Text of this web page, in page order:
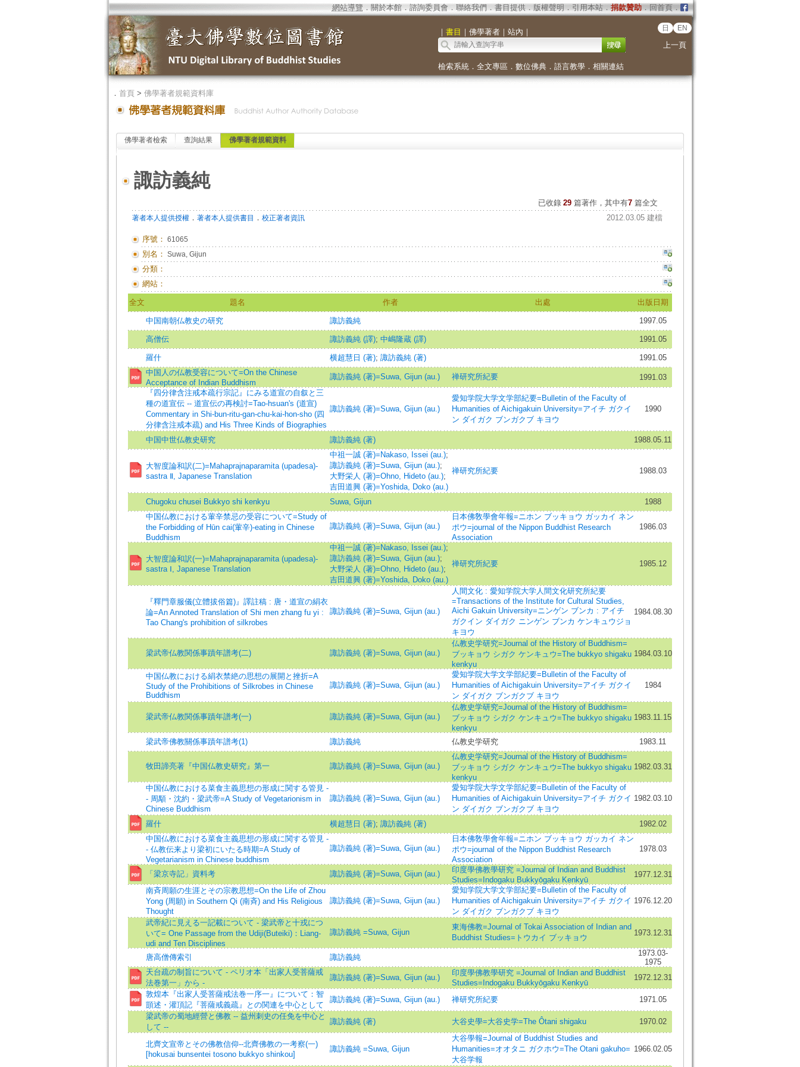
網站導覽 ． 關於本館． 諮詢委員會． 聯絡我們 ． 書目提供． 版權聲明 ． 引用本站． 捐款贊助．回首頁．
｜ 書目 ｜ 佛學著者｜ 站內 ｜ 日 EN
上一頁
檢索系統． 全文專區 ． 數位佛典． 語言教學． 相關連結
． 首頁> 佛學著者規範資料庫
佛學著者檢索 查詢結果 佛學著者規範資料
諏訪義純
已收錄 29 篇著作，其中有7篇全文
著者本人提供授權． 著者本人提供書目 ． 校正著者資訊 2012.03.05 建檔
序號： 61065
別名： Suwa, Gijun
分類：
網站：
全文 題名 作者 出處 出版日期
中国南朝仏教史の研究 諏訪義純 1997.05
高僧伝 諏訪義純 (譯); 中嶋隆蔵 (譯) 1991.05
羅什 横超慧日 (著); 諏訪義純 (著)
1991.05
中国人の仏教受容について=On the Chinese
Acceptance of Indian Buddhism
諏訪義純 (著)=Suwa, Gijun (au.) 禅研究所紀要
1991.03
『四分律含注戒本疏行宗記』にみる道宣の自叙と三
種の道宣伝 -- 道宣伝の再検討=Tao-hsuan's (道宣)
Commentary in Shi-bun-ritu-gan-chu-kai-hon-sho (四
分律含注戒本疏) and His Three Kinds of Biographies
諏訪義純 (著)=Suwa, Gijun (au.)
愛知学院大学文学部紀要=Bulletin of the Faculty of
Humanities of Aichigakuin University=アイチ ガクイ
ン ダイガク ブンガクブ キヨウ
1990
中国中世仏教史研究 諏訪義純 (著) 1988.05.11
大智度論和訳(二)=Mahaprajnaparamita (upadesa)-
sastra Ⅱ, Japanese Translation
中祖一誠 (著)=Nakaso, Issei (au.);
諏訪義純 (著)=Suwa, Gijun (au.);
大野栄人 (著)=Ohno, Hideto (au.);
吉田道興 (著)=Yoshida, Doko (au.)
禅研究所紀要 1988.03
Chugoku chusei Bukkyo shi kenkyu Suwa, Gijun
1988
中国仏教における葷辛禁忌の受容について=Study of
the Forbidding of Hūn cai(葷辛)-eating in Chinese
Buddhism
諏訪義純 (著)=Suwa, Gijun (au.)
日本佛敎學會年報=ニホン ブッキョウ ガッカイ ネン
ポウ=journal of the Nippon Buddhist Research
Association
1986.03
大智度論和訳(一)=Mahaprajnaparamita (upadesa)-
sastra Ⅰ, Japanese Translation
中祖一誠 (著)=Nakaso, Issei (au.);
諏訪義純 (著)=Suwa, Gijun (au.);
大野栄人 (著)=Ohno, Hideto (au.);
吉田道興 (著)=Yoshida, Doko (au.)
禅研究所紀要 1985.12
『釋門章服儀(立體拔俗篇)』譯註稿 : 唐・道宣の絹衣
論=An Annoted Translation of Shi men zhang fu yi :
Tao Chang's prohibition of silkrobes
諏訪義純 (著)=Suwa, Gijun (au.)
人間文化 : 愛知学院大学人間文化研究所紀要
=Transactions of the Institute for Cultural Studies,
Aichi Gakuin University=ニンゲン ブンカ : アイチ
ガクイン ダイガク ニンゲン ブンカ ケンキュウジョ
キヨウ
1984.08.30
梁武帝仏教関係事蹟年譜考(二) 諏訪義純 (著)=Suwa, Gijun (au.)
仏教史学研究=Journal of the History of Buddhism=
ブッキョウ シガク ケンキュウ=The bukkyo shigaku
kenkyu
1984.03.10
中国仏教における絹衣禁絶の思想の展開と挫折=A
Study of the Prohibitions of Silkrobes in Chinese
Buddhism
諏訪義純 (著)=Suwa, Gijun (au.)
愛知学院大学文学部紀要=Bulletin of the Faculty of
Humanities of Aichigakuin University=アイチ ガクイ
ン ダイガク ブンガクブ キヨウ
1984
梁武帝仏教関係事蹟年譜考(一) 諏訪義純 (著)=Suwa, Gijun (au.)
仏教史学研究=Journal of the History of Buddhism=
ブッキョウ シガク ケンキュウ=The bukkyo shigaku
kenkyu
1983.11.15
梁武帝佛教關係事蹟年譜考(1) 諏訪義純 仏教史学研究 1983.11
牧田諦亮著『中国仏教史研究』第一 諏訪義純 (著)=Suwa, Gijun (au.)
仏教史学研究=Journal of the History of Buddhism=
ブッキョウ シガク ケンキュウ=The bukkyo shigaku
kenkyu
1982.03.31
中国仏教における菜食主義思想の形成に関する管見 -
- 周顒・沈約・梁武帝=A Study of Vegetarionism in
Chinese Buddhism
諏訪義純 (著)=Suwa, Gijun (au.)
愛知学院大学文学部紀要=Bulletin of the Faculty of
Humanities of Aichigakuin University=アイチ ガクイ
ン ダイガク ブンガクブ キヨウ
1982.03.10
羅什 横超慧日 (著); 諏訪義純 (著)
1982.02
中国仏教における菜食主義思想の形成に関する管見 -
- 仏教伝来より梁初にいたる時期=A Study of
Vegetarianism in Chinese buddhism
諏訪義純 (著)=Suwa, Gijun (au.)
日本佛敎學會年報=ニホン ブッキョウ ガッカイ ネン
ポウ=journal of the Nippon Buddhist Research
Association
1978.03
「梁京寺記」資料考 諏訪義純 (著)=Suwa, Gijun (au.)
印度學佛教學研究 =Journal of Indian and Buddhist
Studies=Indogaku Bukkyōgaku Kenkyū
1977.12.31
南斉周願の生涯とその宗教思想=On the Life of Zhou
Yong (周願) in Southern Qi (南斉) and His Religious
Thought
諏訪義純 (著)=Suwa, Gijun (au.)
愛知学院大学文学部紀要=Bulletin of the Faculty of
Humanities of Aichigakuin University=アイチ ガクイ
ン ダイガク ブンガクブ キヨウ
1976.12.20
武帝紀に見える一記載について - 梁武帝と十戎につ
いて= One Passage from the Udiji(Buteiki)：Liang-
udi and Ten Disciplines
諏訪義純 =Suwa, Gijun
東海佛教=Journal of Tokai Association of Indian and
Buddhist Studies=トウカイ ブッキョウ
1973.12.31
唐高僧傳索引 諏訪義純
1973.03-
1975
天台疏の制旨について - ペリオ本「出家人受菩薩戒
法巻第一」から -
諏訪義純 (著)=Suwa, Gijun (au.)
印度學佛教學研究 =Journal of Indian and Buddhist
Studies=Indogaku Bukkyōgaku Kenkyū
1972.12.31
敦煌本『出家人受菩薩戒法巻一序一』について：智
顗述・灌頂記『菩薩戒義疏』との関連を中心として
諏訪義純 (著)=Suwa, Gijun (au.) 禅研究所紀要
1971.05
梁武帝の蜀地經營と佛教 -- 益州刺史の任免を中心と
して --
諏訪義純 (著) 大谷史學=大谷史学=The Ôtani shigaku 1970.02
北齊文宣帝とその佛教信仰--北齊佛教の一考察(一)
[hokusai bunsentei tosono bukkyo shinkou]
諏訪義純 =Suwa, Gijun
大谷學報=Journal of Buddhist Studies and
Humanities=オオタニ ガクホウ=The Otani gakuho=
大谷学報
1966.02.05